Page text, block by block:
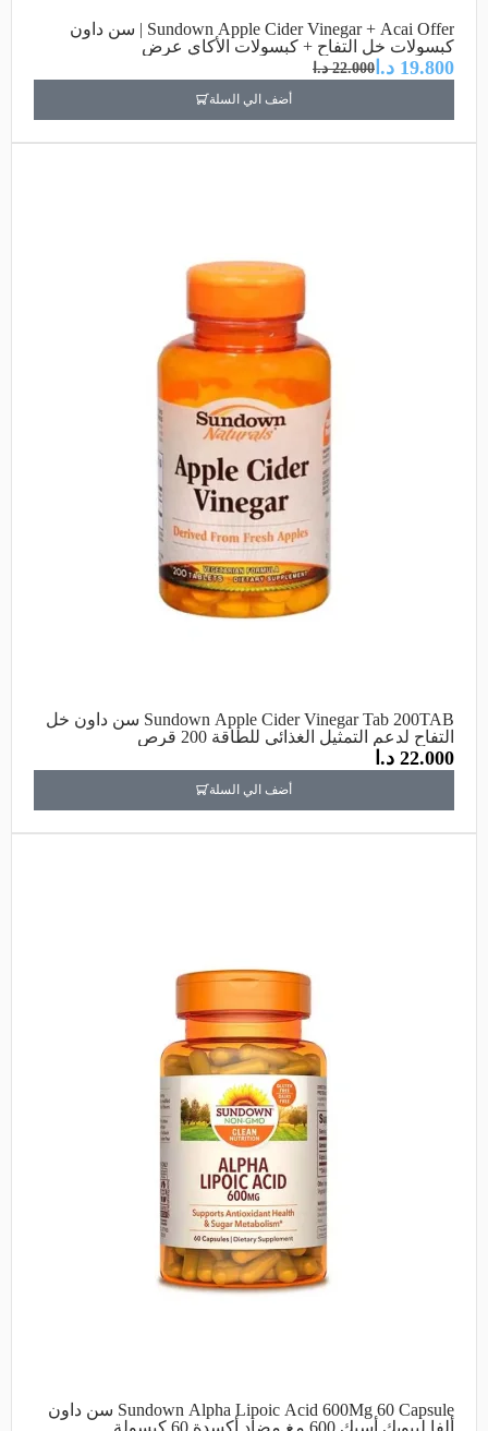
Sundown Apple Cider Vinegar + Acai Offer | سن داون
كبسولات خل التفاح + كبسولات الأكاي عرض
22.000 د.ا 19.800 د.ا
أضف الي السلة
Sundown Apple Cider Vinegar Tab 200TAB سن داون خل
التفاح لدعم التمثيل الغذائي للطاقة 200 قرص
22.000 د.ا
أضف الي السلة
Sundown Alpha Lipoic Acid 600Mg 60 Capsule سن داون